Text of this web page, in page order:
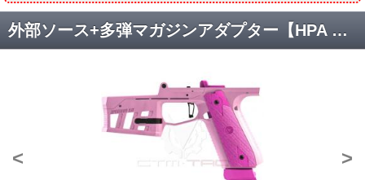
外部ソース+多弾マガジンアダプター【HPA M4XIMUS】AAP01-アサシン用 /ピンク [取寄]
< >